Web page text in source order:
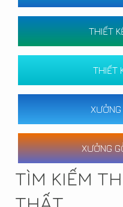
THIẾT
THIẾT
XƯỞNG
TÌM KIẾM